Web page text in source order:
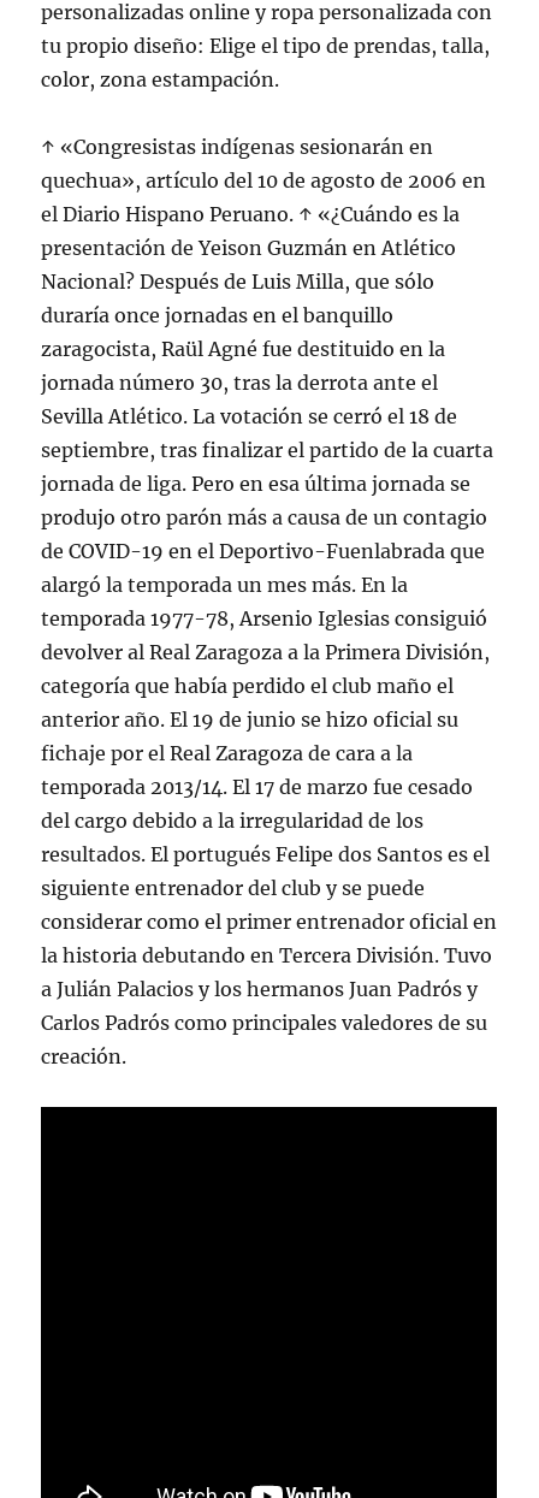
personalizadas online y ropa personalizada con
tu propio diseño: Elige el tipo de prendas, talla,
color, zona estampación.
↑ «Congresistas indígenas sesionarán en
quechua», artículo del 10 de agosto de 2006 en
el Diario Hispano Peruano. ↑ «¿Cuándo es la
presentación de Yeison Guzmán en Atlético
Nacional? Después de Luis Milla, que sólo
duraría once jornadas en el banquillo
zaragocista, Raül Agné fue destituido en la
jornada número 30, tras la derrota ante el
Sevilla Atlético. La votación se cerró el 18 de
septiembre, tras finalizar el partido de la cuarta
jornada de liga. Pero en esa última jornada se
produjo otro parón más a causa de un contagio
de COVID-19 en el Deportivo-Fuenlabrada que
alargó la temporada un mes más. En la
temporada 1977-78, Arsenio Iglesias consiguió
devolver al Real Zaragoza a la Primera División,
categoría que había perdido el club maño el
anterior año. El 19 de junio se hizo oficial su
fichaje por el Real Zaragoza de cara a la
temporada 2013/14. El 17 de marzo fue cesado
del cargo debido a la irregularidad de los
resultados. El portugués Felipe dos Santos es el
siguiente entrenador del club y se puede
considerar como el primer entrenador oficial en
la historia debutando en Tercera División. Tuvo
a Julián Palacios y los hermanos Juan Padrós y
Carlos Padrós como principales valedores de su
creación.